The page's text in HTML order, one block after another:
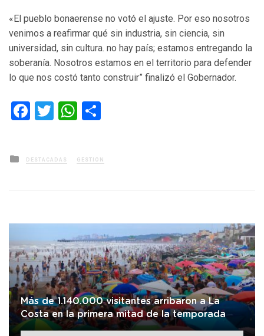
«El pueblo bonaerense no votó el ajuste. Por eso nosotros
venimos a reafirmar qué sin industria, sin ciencia, sin
universidad, sin cultura. no hay país; estamos entregando la
soberanía. Nosotros estamos en el territorio para defender
lo que nos costó tanto construir” finalizó el Gobernador.
Facebook
TwitterWhatsApp
Posted
in
DESTACADAS GESTIÓN
Más de 1.140.000 visitantes arribaron a La
Costa en la primera mitad de la temporada